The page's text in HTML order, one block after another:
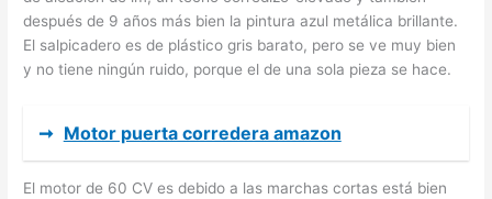
después de 9 años más bien la pintura azul metálica brillante.
El salpicadero es de plástico gris barato, pero se ve muy bien
y no tiene ningún ruido, porque el de una sola pieza se hace.
➞ Motor puerta corredera amazon
El motor de 60 CV es debido a las marchas cortas está bien